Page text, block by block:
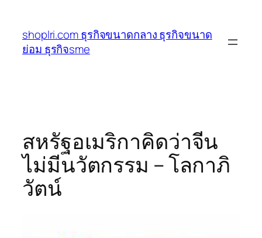
เนื้อหา
shoplri.com ธุรกิจขนาดกลาง ธุรกิจขนาด
ย่อม ธุรกิจsme
สหรัฐอเมริกาคิดว่าจีน
ไม่มีนวัตกรรม – โลกาภิ
วัตน์